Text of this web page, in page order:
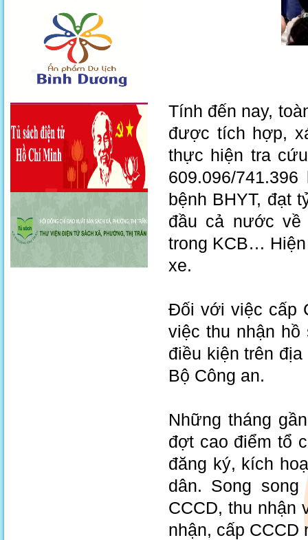
Tính đến nay,
được tích hợp,
thực hiện tra
609.096/
bệnh BHYT, đạt
đầu cả nước về
trong KCB…
xe.
Đối với việc cấp
việc thu nhận hồ
điều kiện trên
Bộ Công an.
Những tháng
đợt cao điểm tổ
đăng ký, kích
dân. Song
CCCD, thu nhận
nhận, cấp CCCD